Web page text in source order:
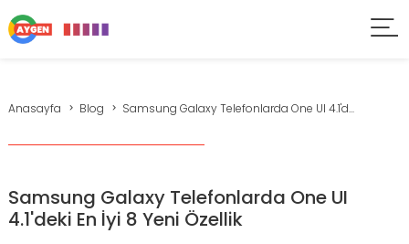
Anasayfa Blog Samsung Galaxy Telefonlarda One UI 4.1'd...
Samsung Galaxy Telefonlarda One UI
4.1'deki En İyi 8 Yeni Özellik